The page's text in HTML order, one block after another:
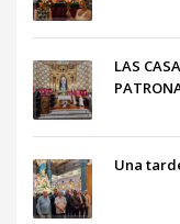
LAS
Una